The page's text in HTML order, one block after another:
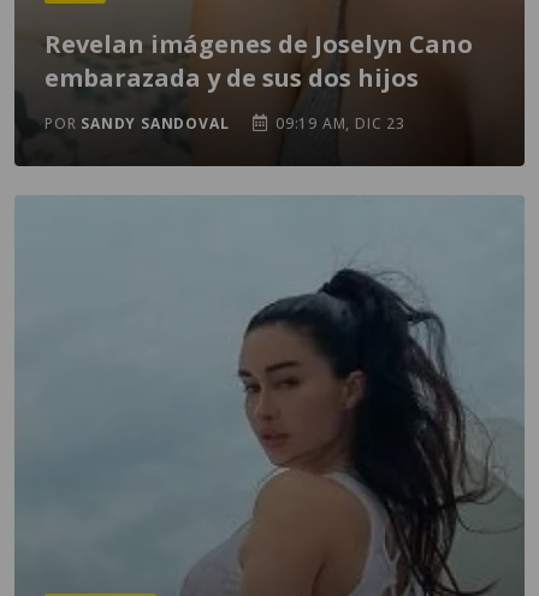
Revelan imágenes de Joselyn Cano
embarazada y de sus dos hijos
POR SANDY SANDOVAL 09:19 AM, DIC 23